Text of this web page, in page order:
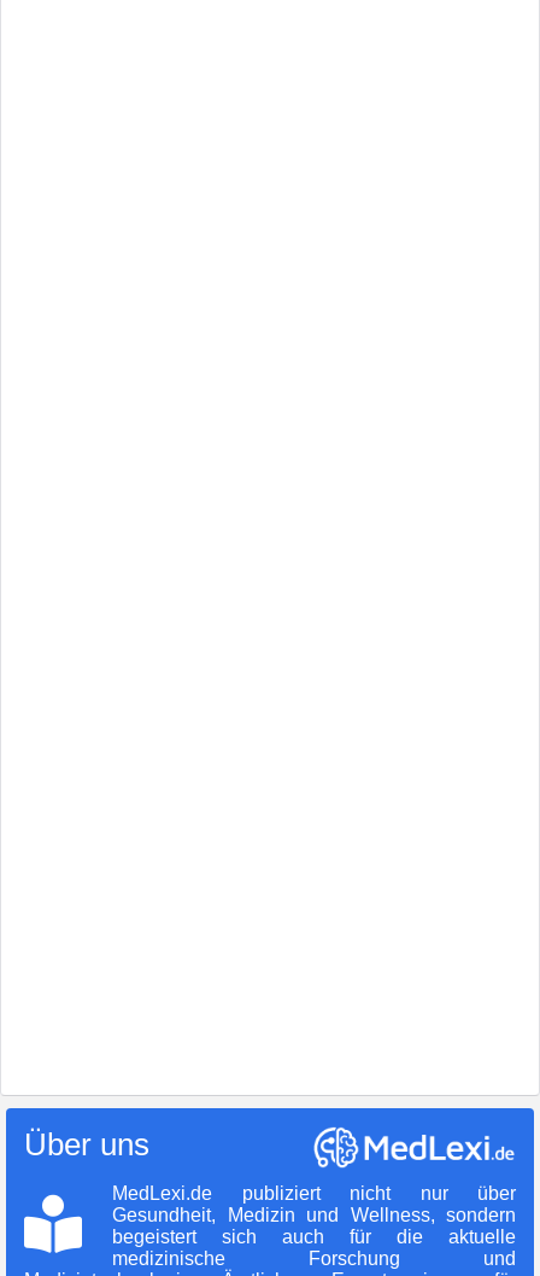
Über uns
MedLexi.de publiziert nicht nur über
Gesundheit, Medizin und Wellness, sondern
begeistert sich auch für die aktuelle
medizinische Forschung und